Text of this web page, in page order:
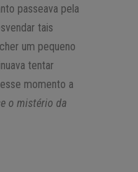
passeava pela
tais
um pequeno
tentar
momento a
o mistério da